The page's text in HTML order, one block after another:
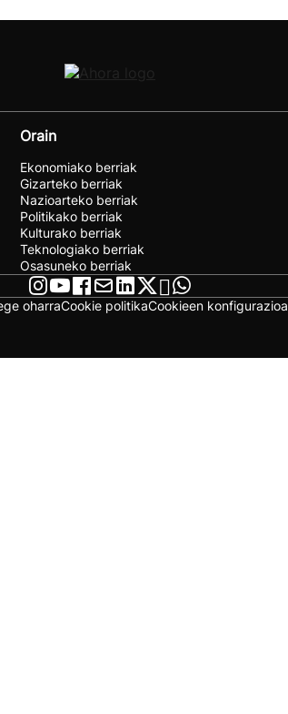
Orain
Ekonomiako berriak
Gizarteko berriak
Nazioarteko berriak
Politikako berriak
Kulturako berriak
Teknologiako berriak
Osasuneko berriak
oharraCookie politikaCookieen konfigurazioa